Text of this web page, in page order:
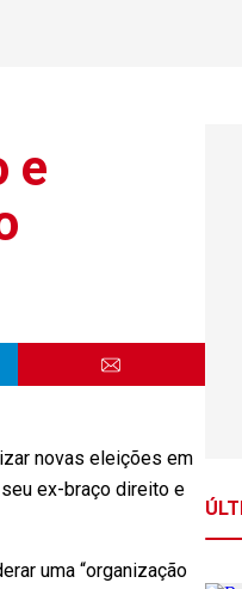
e
novas eleições em
ex-braço direito e
uma “organização